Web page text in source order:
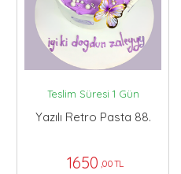
Teslim Süresi 1 Gün
Yazılı Retro Pasta 88.
1650 ,00 TL